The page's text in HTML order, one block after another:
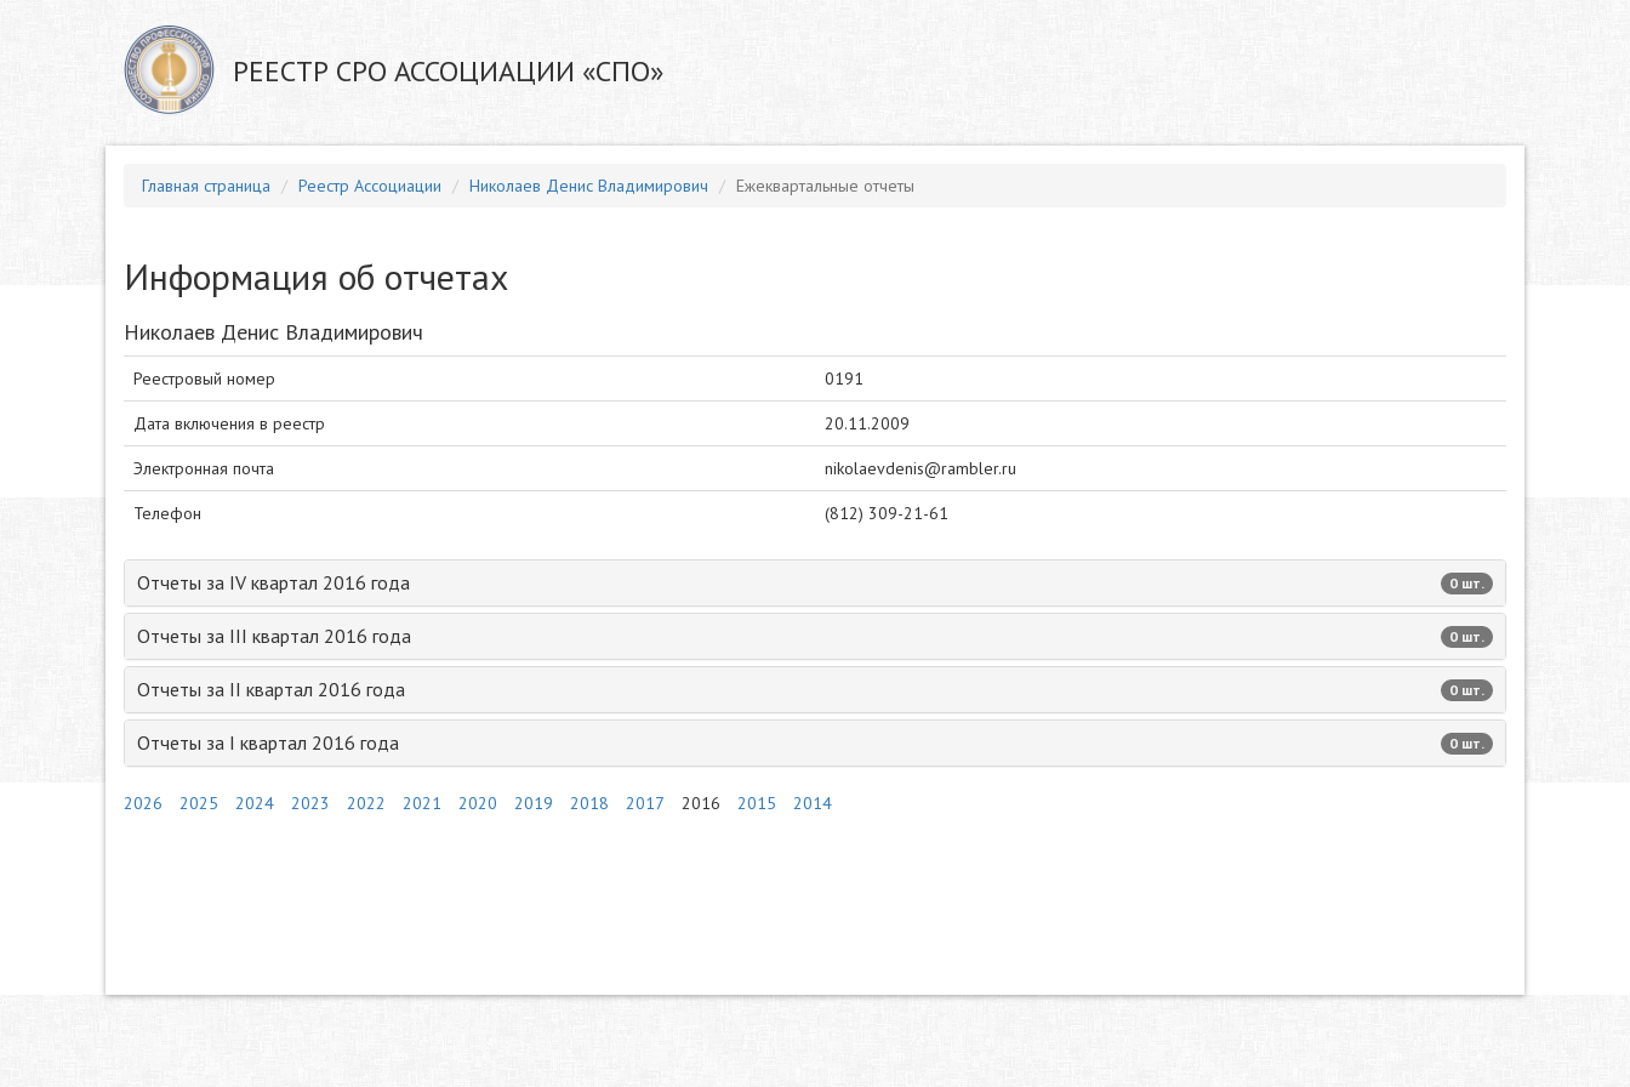
РЕЕСТР СРО АССОЦИАЦИИ «СПО»
Главная страница Реестр Ассоциации Николаев Денис Владимирович Ежеквартальные отчеты
Информация об отчетах
Николаев Денис Владимирович
Реестровый номер 0191
Дата включения в реестр 20.11.2009
Электронная почта nikolaevdenis@rambler.ru
Телефон (812) 309-21-61
Отчеты за IV квартал 2016 года 0 шт.
Отчеты за III квартал 2016 года 0 шт.
Отчеты за II квартал 2016 года 0 шт.
Отчеты за I квартал 2016 года 0 шт.
2026 2025 2024 2023 2022 2021 2020 2019 2018 2017 2016 2015 2014